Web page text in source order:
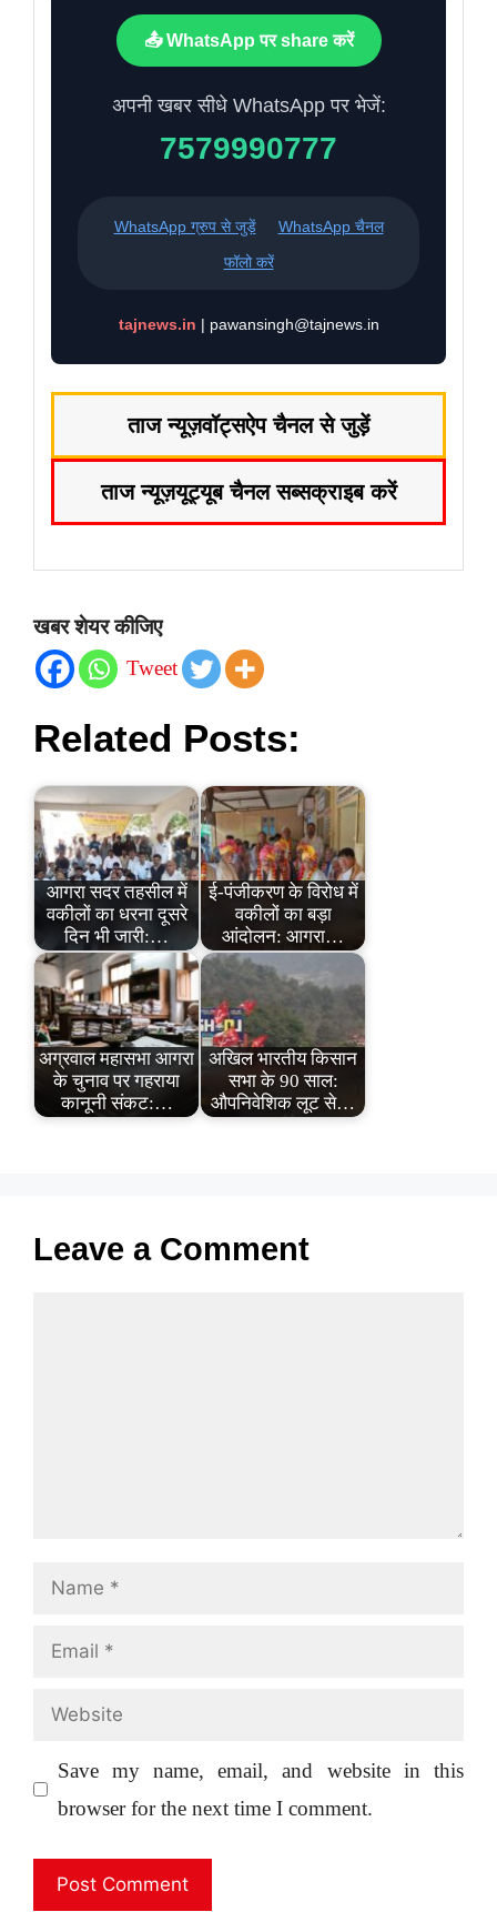
📤 WhatsApp पर share करें
अपनी खबर सीधे WhatsApp पर भेजें:
7579990777
WhatsApp ग्रुप से जुड़ें
WhatsApp चैनल
फॉलो करें
tajnews.in | pawansingh@tajnews.in
ताज न्यूज़वॉट्सऐप चैनल से जुड़ें
ताज न्यूज़यूट्यूब चैनल सब्सक्राइब करें
खबर शेयर कीजिए
Tweet
Related Posts:
आगरा सदर तहसील में
वकीलों का धरना दूसरे
दिन भी जारी:…
ई-पंजीकरण के विरोध में
वकीलों का बड़ा
आंदोलन: आगरा…
अग्रवाल महासभा आगरा
के चुनाव पर गहराया
कानूनी संकट:…
अखिल भारतीय किसान
सभा के 90 साल:
औपनिवेशिक लूट से…
Leave a Comment
Name
Email
Website
Save my name, email, and website in this
browser for the next time I comment.